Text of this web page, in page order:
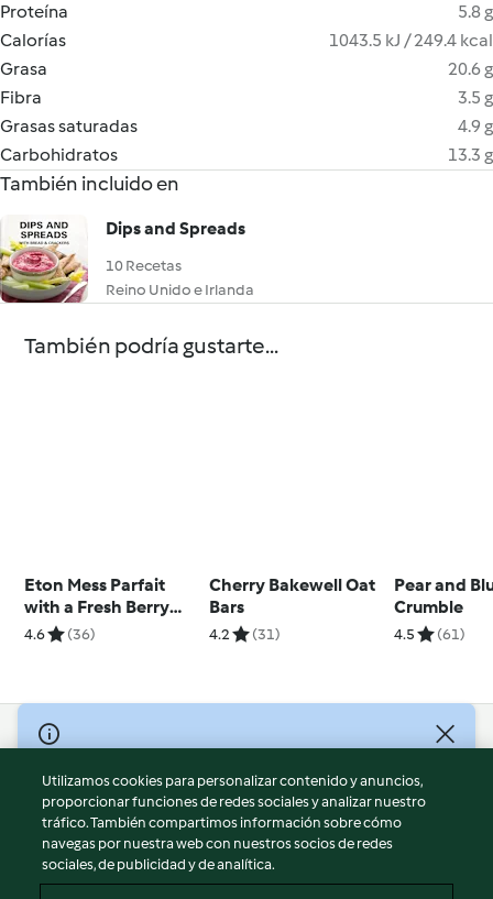
Proteína
5.8 g
Calorías
1043.5 kJ / 249.4 kcal
Grasa
20.6 g
Fibra
3.5 g
Grasas saturadas
4.9 g
Carbohidratos
13.3 g
También incluido en
Dips and Spreads
10 Recetas
Reino Unido e Irlanda
También podría gustarte...
Eton Mess Parfait
with a Fresh Berry
Sauce
4.6 (36)
Cherry Bakewell Oat
Bars
4.2 (31)
Pear and
Crumble
4.5 (61)
© Copyright 2026
Términos de uso
Política de privacidad
Aviso legal
Información legal
Utilizamos cookies para personalizar contenido y anuncios,
proporcionar funciones de redes sociales y analizar nuestro
tráfico. También compartimos información sobre cómo
navegas por nuestra web con nuestros socios de redes
sociales, de publicidad y de analítica.